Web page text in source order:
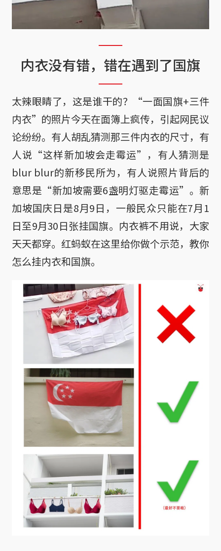
内衣没有错，错在遇到了国旗
太辣眼睛了，这是谁干的？“一面国旗+三件
内衣”的照片今天在面簿上疯传，引起网民议
论纷纷。有人胡乱猜测那三件内衣的尺寸，有
人说“这样新加坡会走霉运”，有人猜测是
blur blur的新移民所为，有人说照片背后的
意思是“新加坡需要6盏明灯驱走霉运”。新
加坡国庆日是8月9日，一般民众只能在7月1
日至9月30日张挂国旗。内衣裤不用说，大家
天天都穿。红蚂蚁在这里给你做个示范，教你
怎么挂内衣和国旗。